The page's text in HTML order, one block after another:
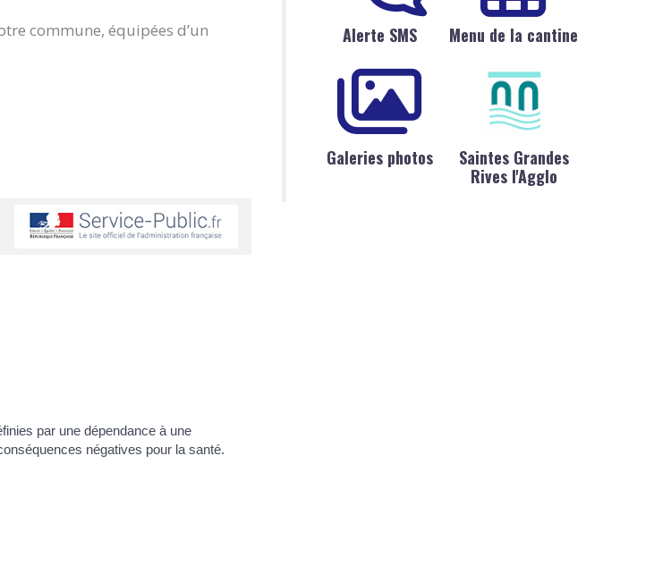
commune, équipées d’un
par une dépendance à une
négatives pour la santé.
Alerte SMS Menu de la cantine
Galeries photos
Saintes Grandes
Rives l'Agglo